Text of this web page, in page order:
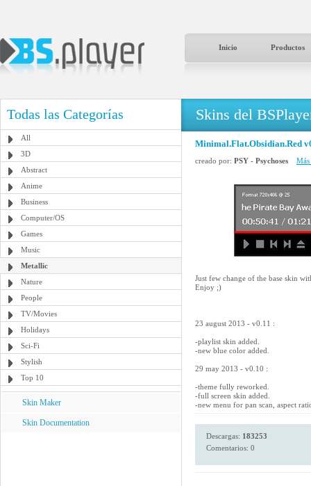
Inicio Productos
Todas las Categorías
All
3D
Abstract
Anime
Business
Computer/OS
Games
Music
Metallic
Nature
People
TV/Movies
Holidays
Sci-Fi
Stylish
Top 10
Skin Maker
Skin Documentation
Skins del
Minimal.Flat.Obsidian.Red
creado por: PSY - Psychoses
Just few change of the base skin
Enjoy ;)
23 august 2013 - v0.11 :
-playlist skin added.
-new blue color added.
29 may 2013 - v0.10 :
-theme fully reworked.
-full screen skin added.
-new menu for pan scan, aspect
Descargas: 183253
Comentarios: 0